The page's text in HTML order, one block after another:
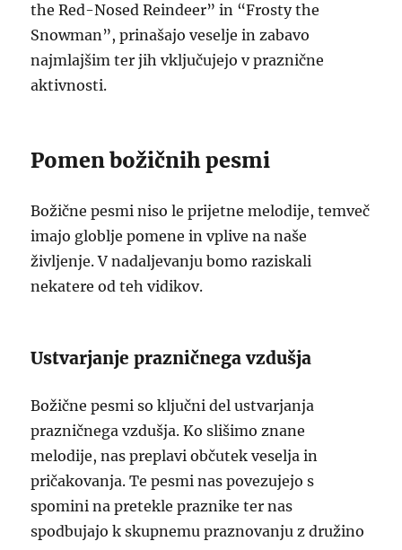
the Red-Nosed Reindeer” in “Frosty the
Snowman”, prinašajo veselje in zabavo
najmlajšim ter jih vključujejo v praznične
aktivnosti.
Pomen božičnih pesmi
Božične pesmi niso le prijetne melodije, temveč
imajo globlje pomene in vplive na naše
življenje. V nadaljevanju bomo raziskali
nekatere od teh vidikov.
Ustvarjanje prazničnega vzdušja
Božične pesmi so ključni del ustvarjanja
prazničnega vzdušja. Ko slišimo znane
melodije, nas preplavi občutek veselja in
pričakovanja. Te pesmi nas povezujejo s
spomini na pretekle praznike ter nas
spodbujajo k skupnemu praznovanju z družino